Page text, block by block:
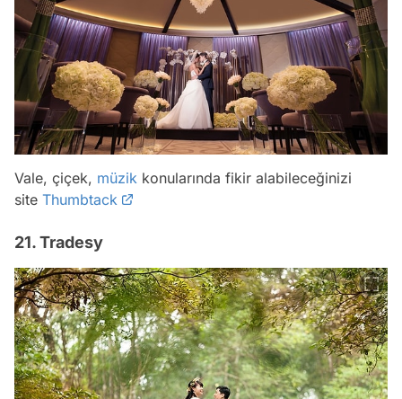
Vale, çiçek, müzik konularında fikir alabileceğinizi
site Thumbtack
21. Tradesy